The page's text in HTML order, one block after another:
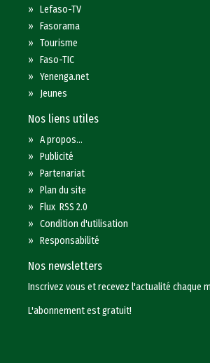
»Lefaso-TV
»Fasorama
»Tourisme
»Faso-TIC
»Yenenga.net
» Jeunes
Nos liens utiles
»A propos...
»Publicité
»Partenariat
»Plan du site
»Flux RSS 2.0
»Condition d'utilisation
»Responsabilité
Nos newsletters
Inscrivez vous et recevez l'actualité chaque
L'abonnement est gratuit!